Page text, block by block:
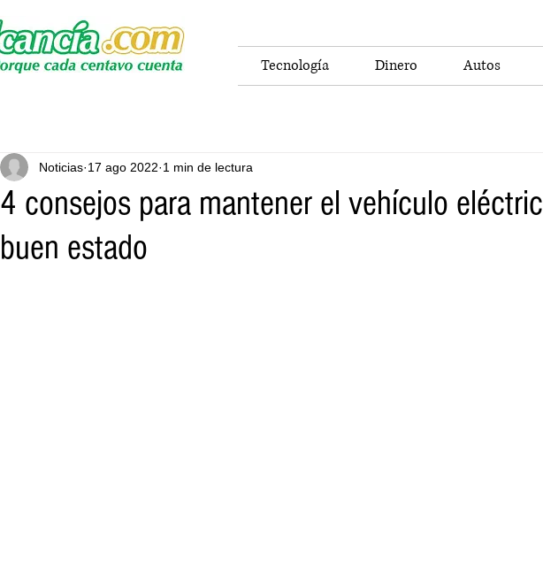
Tecnología Dinero Autos
4 consejos para mantener el vehículo
buen estado
Noticias 17 ago 2022 1 min de lectura